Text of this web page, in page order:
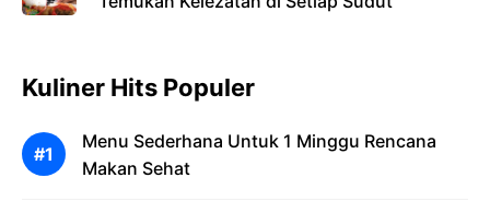
Kuliner Hits Populer
Menu Sederhana Untuk 1 Minggu Rencana
Makan Sehat